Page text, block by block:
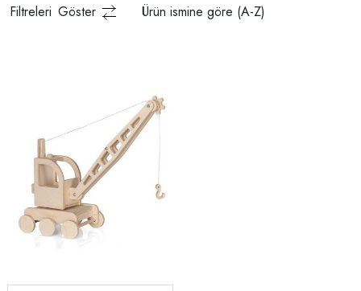
Filtreleri Göster Ürün ismine göre (A-Z)